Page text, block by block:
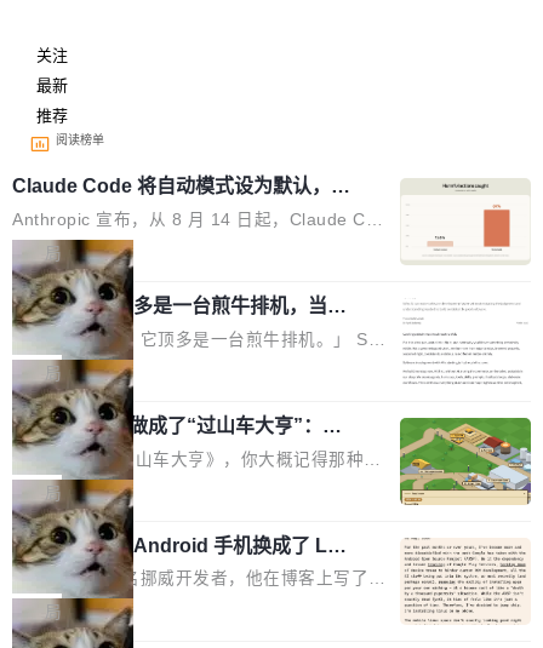
关注
最新
推荐
阅读榜单
Claude Code 将自动模式设为默认，称
人类审批只抓到 13.6% 危险命令
Anthropic 宣布，从 8 月 14 日起，Claude Cod
e 在 Pro、Max、Team 计划上将默认启用自动
模式（auto mode）。这个决定背后，是两组让
人不安的数据。 第一组：人类审批到底有多不靠
谱？Anthropic 在 1053 名付费用户中做了一项
对照实验，人为审核只抓到了 13.6% 的危险命
令，而自动模式抓到了 89%。自动模式拦截了 8
00 条人类审批通过的指令，人类只拦截了 6 条
自动模式放过的指令。更令人担忧的是，随着会
话变长，人类的检测率从早期的约 17% 下降到
50 轮后的约 5%——人会疲劳，机器不会。 第
二组：出了事有多严重？在 5-6 月标记的...
局
AI 辅助编程顶多是一台煎牛排机，当不
了厨师
「AI 不是厨师。它顶多是一台煎牛排机。」 Ser
hii Sydorets 写了一篇博客，把 AI 辅助编程比作
煎牛排——任何人都能把肉扔进锅里弄熟，但要
稳定产出真正好的结果，需要真正的理解。机器
能按食谱重复操作、规模化产出，但它不知道你
脑子里到底想要什么，除非你把想法翻译成明确
的需求。 文章的核心论点很简单：AI 让你更
快，但快不等于好。 它能自动化重复劳动、生成
代码起点、解释逻辑，但它经常自信地给出错误
结果——「一块焦炭，上面放了一枝百里香，然
后告诉你这是三分熟。」 判断力仍然是不可替代
局
他把芯片制造做成了“过山车大亨”：一
个浏览器里的半导体工厂
如果你玩过《过山车大亨》，你大概记得那种俯
瞰视角——小人在公园里走来走去，游乐设施运
转着，一切都在你的注视下运行。现在想象同样
的视角，但公园里不是过山车，而是一座完整的
芯片制造工厂。 这就是 Chip Tycoon。 一个黄
色的小车载着一片硅晶圆，穿过 20 栋建筑，从
石英砂一路走到封装好的芯片。晶圆在每一站都
局
一名开发者将 Android 手机换成了 Lin
ux，称“AOSP 已死”
Runarcn 是一名挪威开发者，他在博客上写了一
篇文章，标题很直白：《I'm switching my phon
e from Android to Linux》。 他的核心论点很简
局